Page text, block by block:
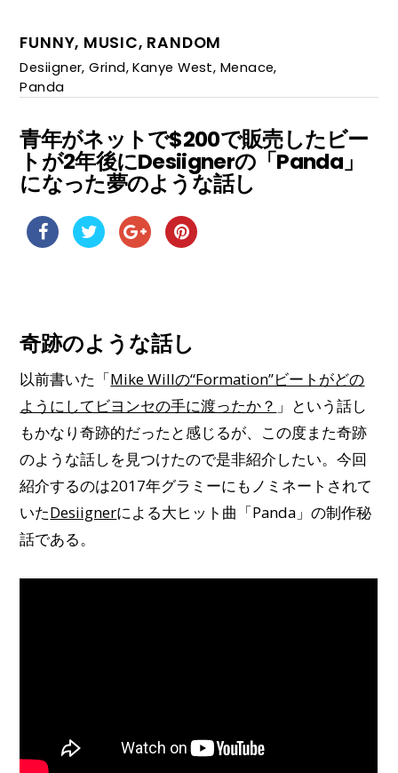
FUNNY, MUSIC, RANDOM
Desiigner,Grind,Kanye West, Menace,
Panda
青年がネットで$200で販売したビー
トが2年後にDesiignerの「Panda」
になった夢のような話し
奇跡のような話し
以前書いた「Mike Willの“Formation”ビートがどの
ようにしてビヨンセの手に渡ったか？ 」という話し
もかなり奇跡的だったと感じるが、この度また奇跡
のような話しを見つけたので是非紹介したい。今回
紹介するのは2017年グラミーにもノミネートされて
いたDesiignerによる大ヒット曲「Panda」の制作秘
話である。